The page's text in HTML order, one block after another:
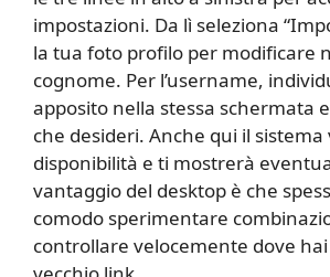
impostazioni. Da lì seleziona
la tua foto profilo per modificare
cognome. Per l’username,
apposito nella stessa schermata
che desideri. Anche qui il
disponibilità e ti mostrerà
vantaggio del desktop è che
comodo sperimentare
controllare velocemente dove